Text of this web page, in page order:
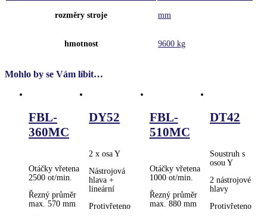
rozměry stroje mm
hmotnost 9600 kg
Mohlo by se Vám líbit…
FBL-
360MC
Otáčky vřetena
2500 ot/min.
Řezný průměr
max. 570 mm
DY52
2 x osa Y
Nástrojová
hlava +
lineární
Protivřeteno
FBL-
510MC
Otáčky vřetena
1000 ot/min.
Řezný průměr
max. 880 mm
DT42
Soustruh s
osou Y
2 nástrojové
hlavy
Protivřeteno